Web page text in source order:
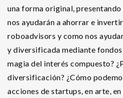
una forma original,
nos ayudarán a ahorrar e
roboadvisors y como nos
y diversificada mediante fondos
magia del interés compuesto?
diversificación? ¿Cómo
acciones de startups, en arte,